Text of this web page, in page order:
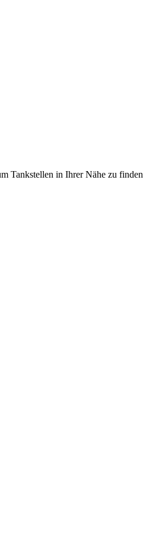
Tankstellen in Ihrer Nähe zu finden